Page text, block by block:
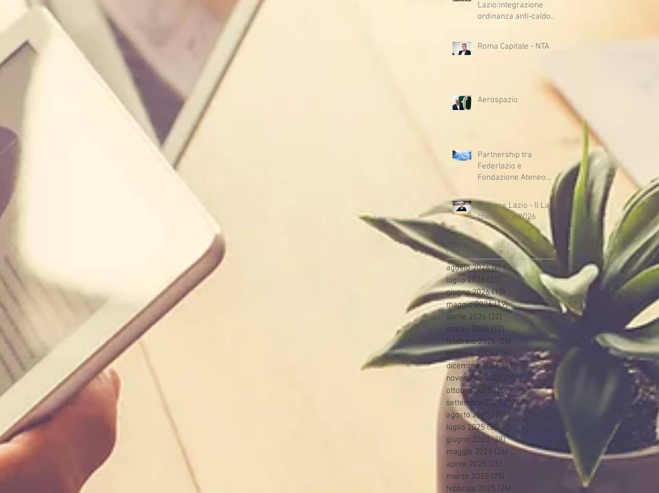
Lazio:integrazione
ordinanza anti-caldo
Roma Capitale - NTA
Aerospazio
Partnership tra
Federlazio e
Fondazione Ateneo
Regione Lazio - Il Lazio
che cresce 2026
Archivio
agosto 2026 (6)6 post
luglio 2026 (21) 21 post
giugno 2026 (10)
maggio 2026 (19)19 post
aprile 2026 (22)
marzo 2026 (12)12 post
febbraio 2026 (24) 24 post
gennaio 2026 (16) 16 post
dicembre 2025 (33) 33 post
novembre 2025 (15)15 post
ottobre 2025 (20)20 post
settembre 2025 (17)17 post
agosto 2025 (1) 1 post
luglio 2025 (30)30 post
giugno 2025 (28)28 post
maggio 2025 (26) 26 post
aprile 2025 (25)
marzo 2025 (25)
febbraio 2025 (26)